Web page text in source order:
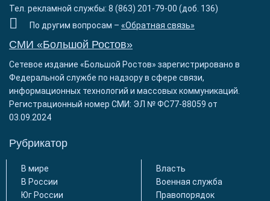
Тел. рекламной службы: 8 (863) 201-79-00 (доб. 136)
По другим вопросам – «Обратная связь»
СМИ «Большой Ростов»
Сетевое издание «Большой Ростов» зарегистрировано в
Федеральной службе по надзору в сфере связи,
информационных технологий и массовых коммуникаций.
Регистрационный номер СМИ: ЭЛ № ФС77-88059 от
03.09.2024
Рубрикатор
В мире
В России
Юг России
Власть
Военная служба
Правопорядок